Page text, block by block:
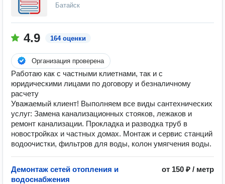
Батайск
4.9 164 оценки
Организация проверена
Работаю как с частными клиетнами, так и с
юридическими лицами по договору и безналичному
расчету
Уважаемый клиент! Выполняем все виды сантехнических
услуг: Замена канализационных стояков, лежаков и
ремонт канализации. Прокладка и разводка труб в
новостройках и частных домах. Монтаж и сервис станций
водоочистки, фильтров для воды, колон умягчения воды.
Демонтаж сетей отопления и
водоснабжения
от 150 ₽ / метр